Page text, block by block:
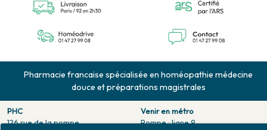
Pharmacie francaise spécialisée en homéopathie médecine
douce et préparations magistrales
PHC
126 rue de la pompe
Venir en métro
Pompe : ligne 9.